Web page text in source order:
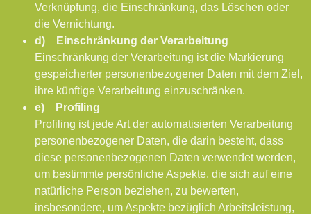
Verknüpfung, die Einschränkung, das Löschen oder
die Vernichtung.
d) Einschränkung der Verarbeitung
Einschränkung der Verarbeitung ist die Markierung
gespeicherter personenbezogener Daten mit dem Ziel,
ihre künftige Verarbeitung einzuschränken.
e) Profiling
Profiling ist jede Art der automatisierten Verarbeitung
personenbezogener Daten, die darin besteht, dass
diese personenbezogenen Daten verwendet werden,
um bestimmte persönliche Aspekte, die sich auf eine
natürliche Person beziehen, zu bewerten,
insbesondere, um Aspekte bezüglich Arbeitsleistung,